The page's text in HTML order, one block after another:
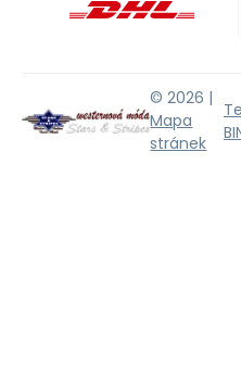
© 2026 |
Mapa
stránek